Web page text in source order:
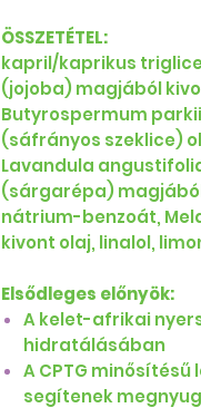
ÖSSZETÉTEL:
kapril/kaprikus
(jojoba) magjából
Butyrospermum
(sáfrányos szeklice)
Lavandula
(sárgarépa)
nátrium-benzoát,
kivont olaj, linalol,
Elsődleges előnyök:
A kelet-afrikai
hidratálásában
A CPTG
segítenek